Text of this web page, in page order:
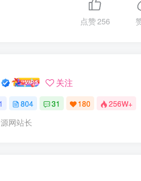
点赞256
关注
804 31 180 256W+
网站长